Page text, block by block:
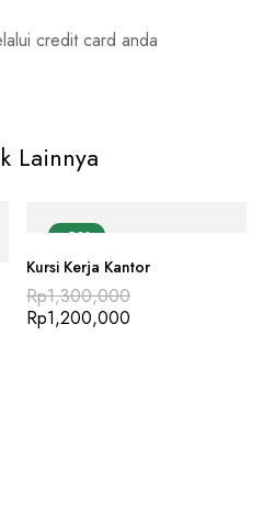
credit card anda
Lainnya
-8%
Kursi Kerja Kantor
Rp1,300,000
Rp1,200,000